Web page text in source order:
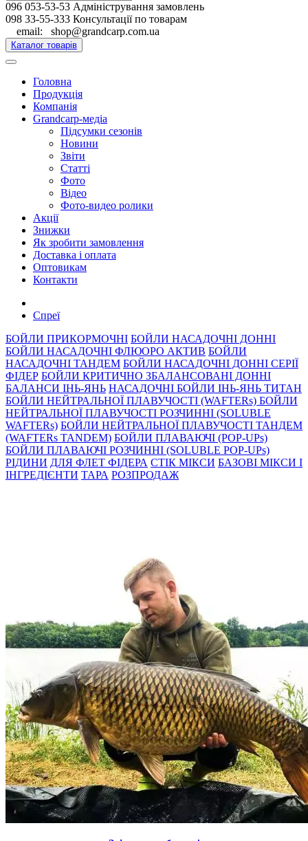
096 053-53-53 Адміністрування замовлень
098 33-55-333 Консультації по товарам
email: shop@grandcarp.com.ua
Каталог товарів
Головна
Продукція
Компанія
Grandcarp-медіа
Підсумки сезонів
Новини
Звіти
Статті
Фото
Відео
Фото-видео ролики
Акції
Знижки
Як зробити замовлення
Доставка і оплата
Оптовикам
Контакти
Спреї
БОЙЛИ ПРИКОРМОЧНI БОЙЛИ НАСАДОЧНI ДОННI
БОЙЛИ НАСАДОЧНІ ФЛЮОРО АКТИВ БОЙЛИ
НАСАДОЧНІ ТАНДЕМ БОЙЛИ НАСАДОЧНI ДОННI СЕРIÏ
ФIДЕР БОЙЛИ КРИТИЧНО ЗБАЛАНСОВАНІ ДОННІ
БАЛАНСИ ІНЬ-ЯНЬ НАСАДОЧНІ БОЙЛИ ІНЬ-ЯНЬ ТИТАН
БОЙЛИ НЕЙТРАЛЬНОÏ ПЛАВУЧОСТI (WAFTERs) БОЙЛИ
НЕЙТРАЛЬНОЇ ПЛАВУЧОСТІ РОЗЧИННІ (SOLUBLE
WAFTERs) БОЙЛИ НЕЙТРАЛЬНОЇ ПЛАВУЧОСТІ ТАНДЕМ
(WAFTERs TANDEM) БОЙЛИ ПЛАВАЮЧІ (POP-UPs)
БОЙЛИ ПЛАВАЮЧI РОЗЧИННI (SOLUBLE POP-UPs)
РIДИНИ ДЛЯ ФЛЕТ ФІДЕРА СТIК МIКСИ БАЗОВІ МІКСИ І
ІНГРЕДІЄНТИ ТАРА РОЗПРОДАЖ